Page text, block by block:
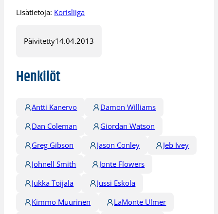
Lisätietoja: Korisliiga
Päivitetty14.04.2013
Henkilöt
Antti Kanervo
Damon Williams
Dan Coleman
Giordan Watson
Greg Gibson
Jason Conley
Jeb Ivey
Johnell Smith
Jonte Flowers
Jukka Toijala
Jussi Eskola
Kimmo Muurinen
LaMonte Ulmer